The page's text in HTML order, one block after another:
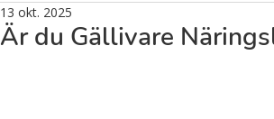
Är du Gällivare
13 okt. 2025